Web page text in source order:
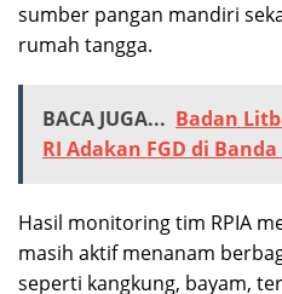
sumber pangan mandiri
rumah tangga.
BACA JUGA... Badan
RI Adakan FGD di Banda
Hasil monitoring tim RPIA
masih aktif menanam
seperti kangkung, bayam,